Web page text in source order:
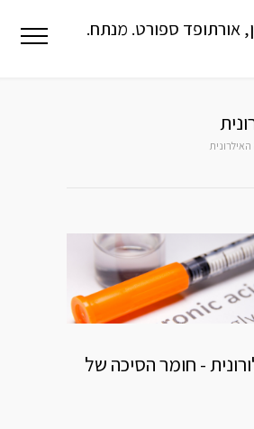
אורתופד ספורט. מנתח.
האילרונית
- חומר הסיכה של